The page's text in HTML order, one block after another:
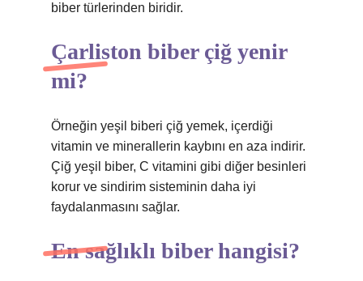
biber türlerinden biridir.
Çarliston biber çiğ yenir
mi?
Örneğin yeşil biberi çiğ yemek, içerdiği
vitamin ve minerallerin kaybını en aza indirir.
Çiğ yeşil biber, C vitamini gibi diğer besinleri
korur ve sindirim sisteminin daha iyi
faydalanmasını sağlar.
En sağlıklı biber hangisi?